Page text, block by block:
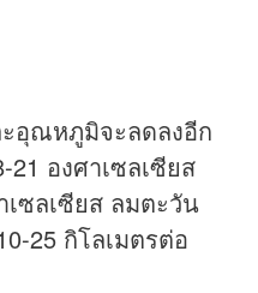
อุณหภูมิจะลดลงอีก
องศาเซลเซียส
ซลเซียส ลมตะวัน
25 กิโลเมตรต่อ